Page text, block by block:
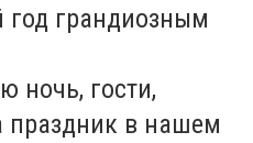
год грандиозным
ночь, гости,
праздник в нашем